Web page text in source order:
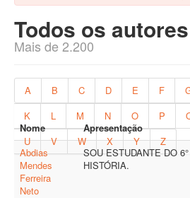
Todos os autores
Mais de 2.200
A B C D E F
K
L M N O P
U
V W X Y Z
Nome Apresentação
Abdias
Mendes
Ferreira
Neto
SOU ESTUDANTE DO
HISTÓRIA.